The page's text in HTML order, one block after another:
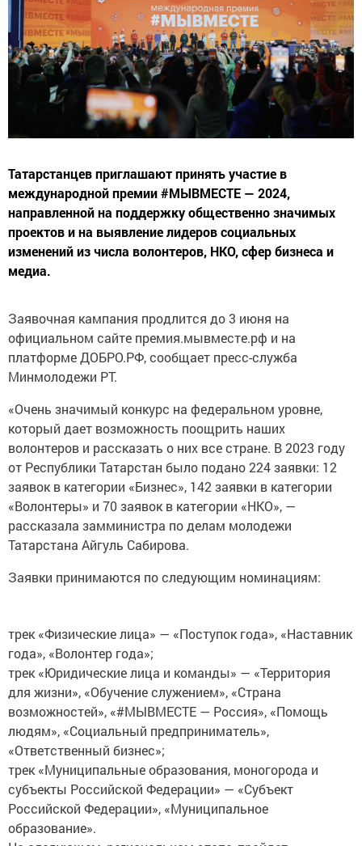
Татарстанцев приглашают принять участие в
международной премии #МЫВМЕСТЕ — 2024,
направленной на поддержку общественно значимых
проектов и на выявление лидеров социальных
изменений из числа волонтеров, НКО, сфер бизнеса и
медиа.
Заявочная кампания продлится до 3 июня на
официальном сайте премия.мывместе.рф и на
платформе ДОБРО.РФ, сообщает пресс-служба
Минмолодежи РТ.
«Очень значимый конкурс на федеральном уровне,
который дает возможность поощрить наших
волонтеров и рассказать о них все стране. В 2023 году
от Республики Татарстан было подано 224 заявки: 12
заявок в категории «Бизнес», 142 заявки в категории
«Волонтеры» и 70 заявок в категории «НКО», —
рассказала замминистра по делам молодежи
Татарстана Айгуль Сабирова.
Заявки принимаются по следующим номинациям:
трек «Физические лица» — «Поступок года», «Наставник
года», «Волонтер года»;
трек «Юридические лица и команды» — «Территория
для жизни», «Обучение служением», «Страна
возможностей», «#МЫВМЕСТЕ — Россия», «Помощь
людям», «Социальный предприниматель»,
«Ответственный бизнес»;
трек «Муниципальные образования, моногорода и
субъекты Российской Федерации» — «Субъект
Российской Федерации», «Муниципальное
образование».